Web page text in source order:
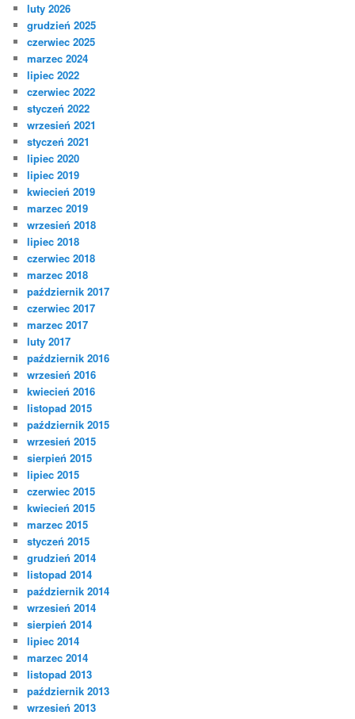
luty 2026
grudzień 2025
czerwiec 2025
marzec 2024
lipiec 2022
czerwiec 2022
styczeń 2022
wrzesień 2021
styczeń 2021
lipiec 2020
lipiec 2019
kwiecień 2019
marzec 2019
wrzesień 2018
lipiec 2018
czerwiec 2018
marzec 2018
październik 2017
czerwiec 2017
marzec 2017
luty 2017
październik 2016
wrzesień 2016
kwiecień 2016
listopad 2015
październik 2015
wrzesień 2015
sierpień 2015
lipiec 2015
czerwiec 2015
kwiecień 2015
marzec 2015
styczeń 2015
grudzień 2014
listopad 2014
październik 2014
wrzesień 2014
sierpień 2014
lipiec 2014
marzec 2014
listopad 2013
październik 2013
wrzesień 2013